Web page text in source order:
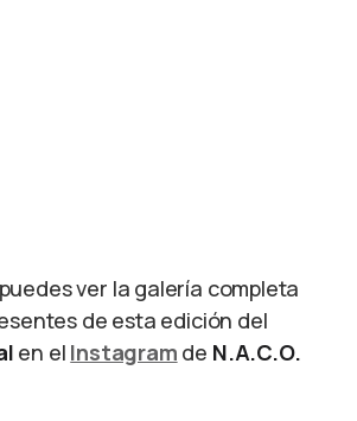
ver la galería completa
de esta edición del
en el Instagram de N.A.C.O.